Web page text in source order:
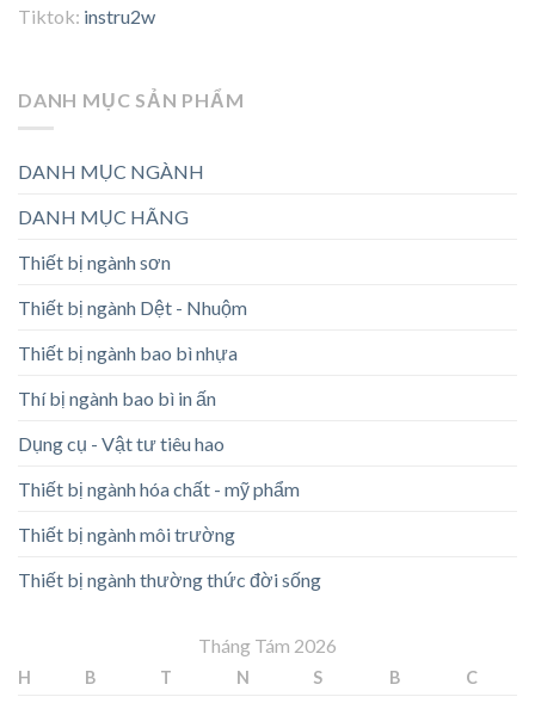
Tiktok: instru2w
DANH MỤC SẢN PHẨM
DANH MỤC NGÀNH
DANH MỤC HÃNG
Thiết bị ngành sơn
Thiết bị ngành Dệt - Nhuộm
Thiết bị ngành bao bì nhựa
Thí bị ngành bao bì in ấn
Dụng cụ - Vật tư tiêu hao
Thiết bị ngành hóa chất - mỹ phẩm
Thiết bị ngành môi trường
Thiết bị ngành thường thức đời sống
Tháng Tám 2026
H B T N S B
C